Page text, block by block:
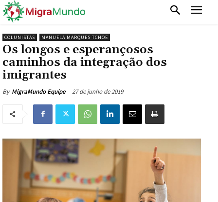
COLUNISTAS MANUELA MARQUES TCHOE
Os longos e esperançosos
caminhos da integração dos
imigrantes
By MigraMundo Equipe 27 de junho de 2019